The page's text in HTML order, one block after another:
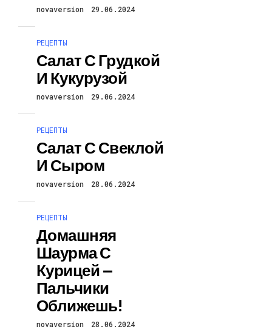
novaversion 29.06.2024
РЕЦЕПТЫ
Салат С Грудкой
И Кукурузой
novaversion 29.06.2024
РЕЦЕПТЫ
Салат С Свеклой
И Сыром
novaversion 28.06.2024
РЕЦЕПТЫ
Домашняя
Шаурма С
Курицей —
Пальчики
Оближешь!
novaversion 28.06.2024